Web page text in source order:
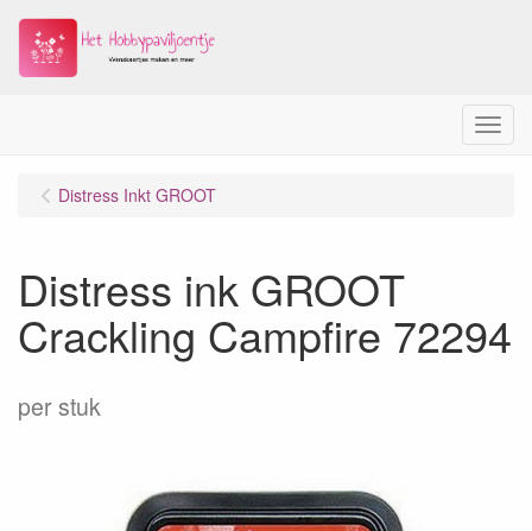
Menu
Distress Inkt GROOT
Distress ink GROOT
Crackling Campfire 72294
per stuk